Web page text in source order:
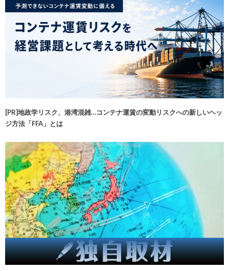
[PR]地政学リスク、港湾混雑…コンテナ運賃の変動リスクへの新しいヘッ
ジ方法「FFA」とは